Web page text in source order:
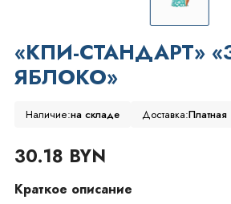
«КПИ-СТАНДАРТ»
ЯБЛОКО»
Наличие:на складе Доставка:Платная
30.18 BYN
Краткое описание